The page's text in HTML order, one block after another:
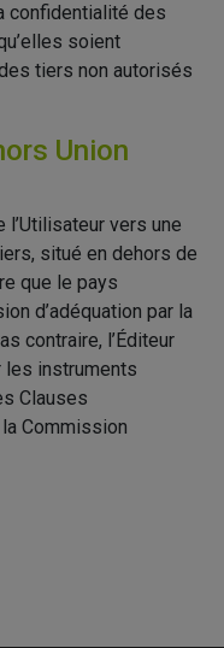
confidentialité des
soient
tiers non autorisés
Union
vers une
situé en dehors de
que le pays
d’adéquation par la
contraire, l’Éditeur
les instruments
Clauses
Commission